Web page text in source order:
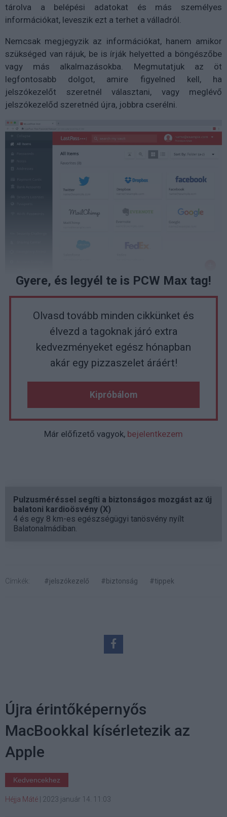
tárolva a belépési adatokat és más személyes
információkat, leveszik ezt a terhet a válladról.
Nemcsak megjegyzik az információkat, hanem amikor
szükséged van rájuk, be is írják helyetted a böngészőbe
vagy más alkalmazásokba. Megmutatjuk az öt
legfontosabb dolgot, amire figyelned kell, ha
jelszókezelőt szeretnél választani, vagy meglévő
jelszókezelőd szeretnéd újra, jobbra cserélni.
Gyere, és legyél te is PCW Max tag!
Olvasd tovább minden cikkünket és
élvezd a tagoknak járó extra
kedvezményeket egész hónapban
akár egy pizzaszelet áráért!
Kipróbálom
Már előfizető vagyok, bejelentkezem
Pulzusméréssel segíti a biztonságos mozgást az új
balatoni kardioösvény (X)
4 és egy 8 km-es egészségügyi tanösvény nyílt
Balatonalmádiban.
Címkék: #jelszókezelő #biztonság #tippek
Újra érintőképernyős
MacBookkal kísérletezik az
Apple
Kedvencekhez
Héjja Máté 2023 január 14. 11:03